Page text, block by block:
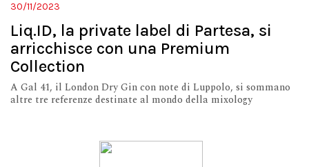
30/11/2023
Liq.ID, la private label di Partesa, si
arricchisce con una Premium
Collection
A Gal 41, il London Dry Gin con note di Luppolo, si sommano
altre tre referenze destinate al mondo della mixology